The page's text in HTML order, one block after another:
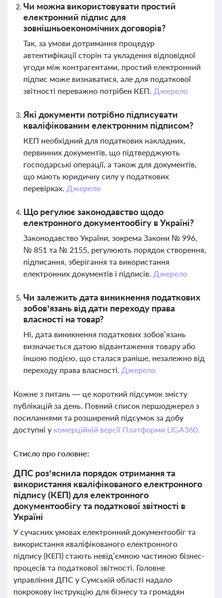
Чи можна використовувати простий
електронний підпис для
зовнішньоекономічних договорів?
Так, за умови дотримання процедур
автентифікації сторін та укладення відповідної
угоди між контрагентами, простий електронний
підпис може визнаватися, але для податкової
звітності переважно потрібен КЕП. Джерело
Які документи потрібно підписувати
кваліфікованим електронним підписом?
КЕП необхідний для податкових накладних,
первинних документів, що підтверджують
господарські операції, а також для документів,
що мають юридичну силу у податкових
перевірках. Джерело
Що регулює законодавство щодо
електронного документообігу в Україні?
Законодавство України, зокрема Закони № 996,
№ 851 та № 2155, регулюють порядок створення,
підписання, зберігання та використання
електронних документів і підписів. Джерело
Чи залежить дата виникнення податкових
зобов’язань від дати переходу права
власності на товар?
Ні, дата виникнення податкових зобов’язань
визначається датою відвантаження товару або
іншою подією, що сталася раніше, незалежно від
переходу права власності. Джерело
Кожне з питань — це короткий підсумок змісту
публікацій за день. Повний список першоджерел з
посиланнями та розширений підсумок за добу
доступні у комерційній версії Платформи LIGA360.
Стисло про головне:
ДПС роз’яснила порядок отримання та
використання кваліфікованого електронного
підпису (КЕП) для електронного
документообігу та податкової звітності в
Україні
У сучасних умовах електронний документообіг та
використання кваліфікованого електронного
підпису (КЕП) стають невід’ємною частиною бізнес-
процесів та податкової звітності. Головне
управління ДПС у Сумській області надало
покрокову інструкцію для бізнесу та громадян